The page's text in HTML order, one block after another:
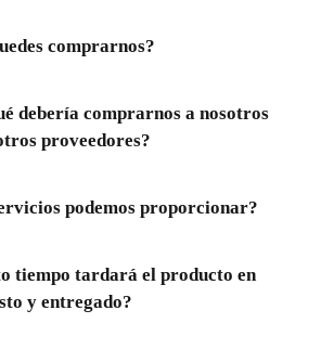
comprarnos?
debería comprarnos a nosotros
proveedores?
podemos proporcionar?
tiempo tardará el producto en
y entregado?